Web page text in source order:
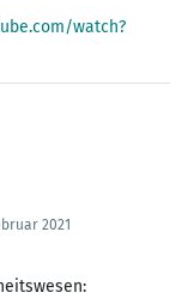
watch?
2021